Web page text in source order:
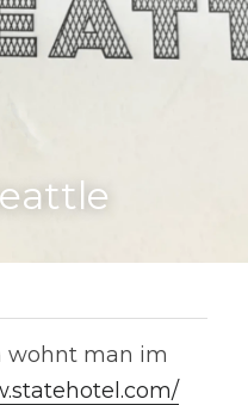
wohnt man im